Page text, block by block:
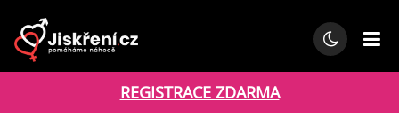
REGISTRACE ZDARMA